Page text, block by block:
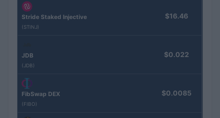
Stride Staked Injective
(STINJ)
$16.46
JDB
(JDB)
$0.022
FibSwap DEX
(FIBO)
$0.0085